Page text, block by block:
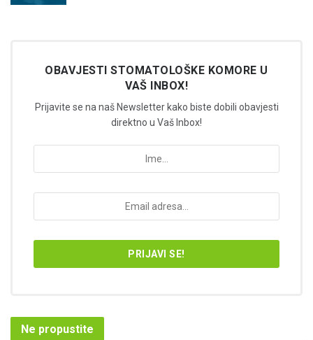
OBAVJESTI STOMATOLOŠKE KOMORE U
VAŠ INBOX!
Prijavite se na naš Newsletter kako biste dobili obavjesti
direktno u Vaš Inbox!
Ne propustite